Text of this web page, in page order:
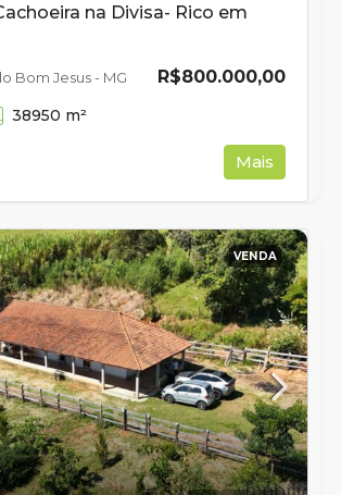
na Divisa- Rico em
R$800.000,00
Bom Jesus - MG
38950 m²
Mais
VENDA